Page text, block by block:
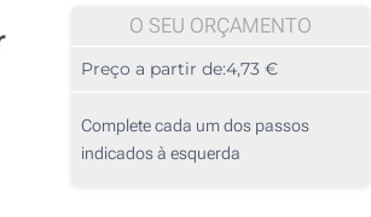
O SEU ORÇAMENTO
Preço a partir de:4,73 €
Complete cada um dos passos
indicados à esquerda